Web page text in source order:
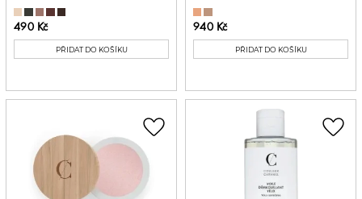
490 Kč
PŘIDAT DO KOŠÍKU
940 Kč
PŘIDAT DO KOŠÍKU
favorite_border favorite_border